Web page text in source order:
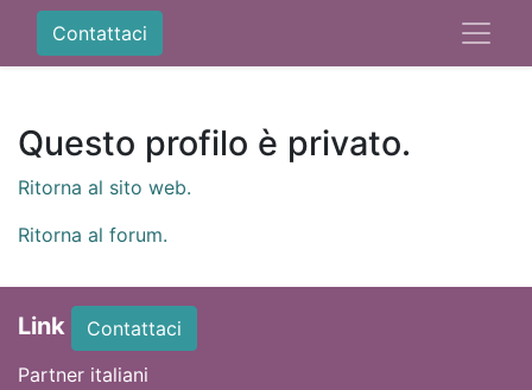
Contattaci
Questo profilo è privato.
Ritorna al sito web.
Ritorna al forum.
Link
Contattaci
Partner italiani